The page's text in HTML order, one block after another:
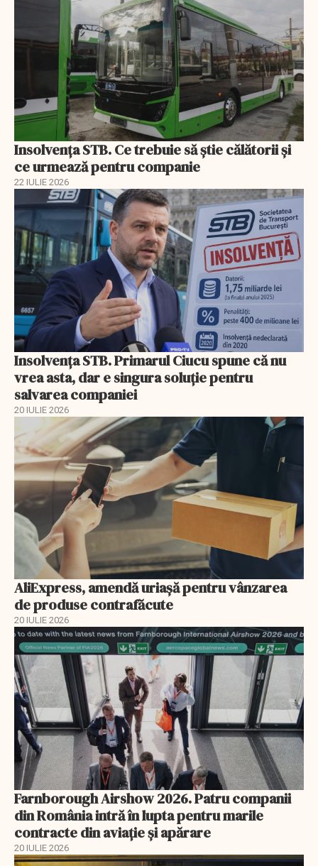
Insolvenţa STB. Ce trebuie să ştie călătorii şi
ce urmează pentru companie
22 IULIE 2026
Insolvenţa STB. Primarul Ciucu spune că nu
vrea asta, dar e singura soluţie pentru
salvarea companiei
20 IULIE 2026
AliExpress, amendă uriaşă pentru vânzarea
de produse contrafăcute
20 IULIE 2026
Farnborough Airshow 2026. Patru companii
din România intră în lupta pentru marile
contracte din aviație și apărare
20 IULIE 2026